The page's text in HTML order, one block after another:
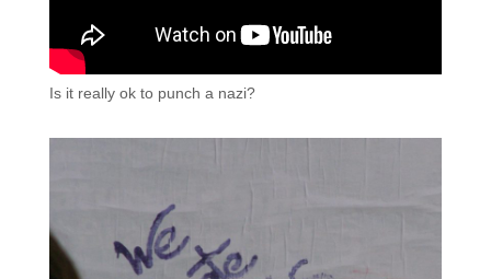
Is it really ok to punch a nazi?